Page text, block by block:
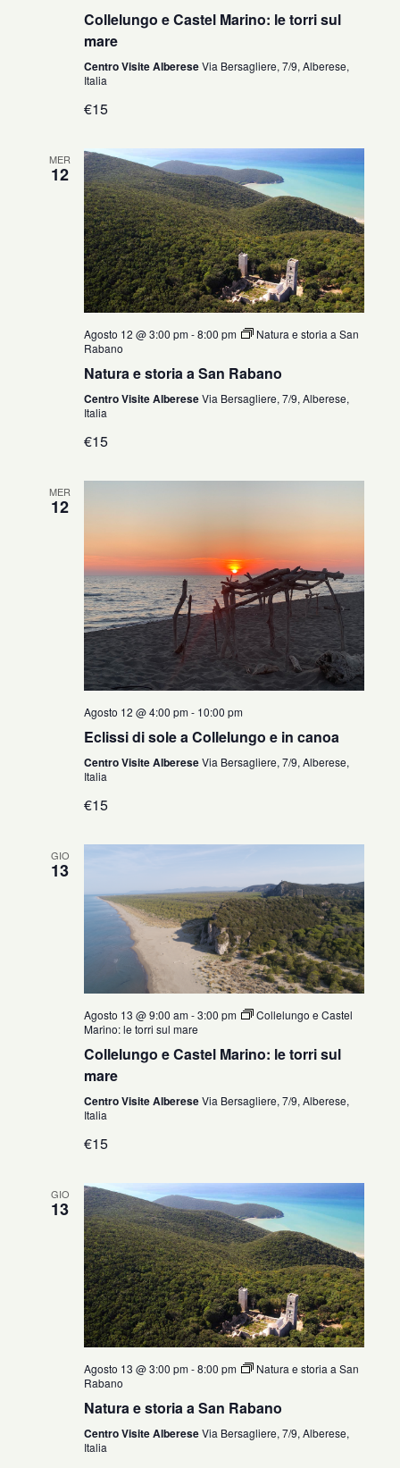
Collelungo e Castel Marino: le torri sul
mare
Centro Visite AlbereseVia Bersagliere, 7/9, Alberese,
Italia
€15
MER
12
Agosto 12 @ 3:00 pm-8:00 pm
Natura e storia a San
Rabano
Natura e storia a San Rabano
Centro Visite AlbereseVia Bersagliere, 7/9, Alberese,
Italia
€15
MER
12
Agosto 12 @ 4:00 pm- 10:00 pm
Eclissi di sole a Collelungo e in canoa
Centro Visite AlbereseVia Bersagliere, 7/9, Alberese,
Italia
€15
GIO
13
Agosto 13 @ 9:00 am-3:00 pm
Collelungo e Castel
Marino: le torri sul mare
Collelungo e Castel Marino: le torri sul
mare
Centro Visite AlbereseVia Bersagliere, 7/9, Alberese,
Italia
€15
GIO
13
Agosto 13 @ 3:00 pm-8:00 pm
Natura e storia a San
Rabano
Natura e storia a San Rabano
Centro Visite AlbereseVia Bersagliere, 7/9, Alberese,
Italia